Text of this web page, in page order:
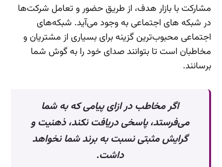
مشارکت با بازار هدف، از طریق حضور و تعامل شرکت‌ها
در شبکه های اجتماعی به وجود می‌آید. شبکه‌های
اجتماعی محبوب‌ترین گزینه برای بسیاری از مشتریان و
مخاطبان است تا بتوانند صدای خود را به گوش شما
برسانند.
اگر مخاطب در ازای پیامی که به شما
می‌فرستد، پاسخی دریافت نکند، ذهنیت و
گرایش مثبتی نسبت به برند شما نخواهد
داشت.